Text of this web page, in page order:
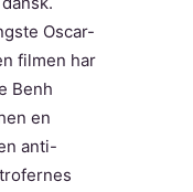
Oscar-
filmen har
Benh
en
anti-